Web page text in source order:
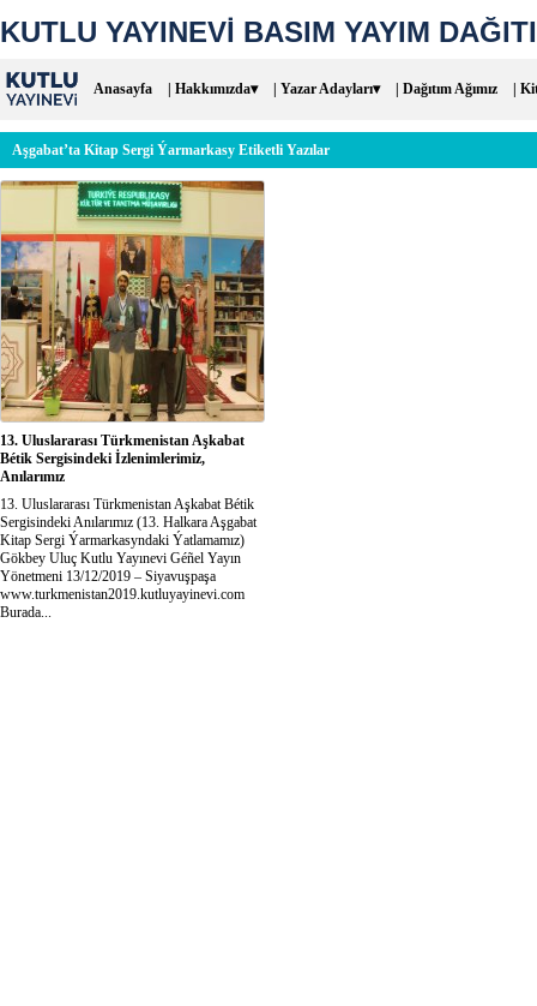
KUTLU YAYINEVİ BASIM YAYIM
Anasayfa | Hakkımızda▾ | Yazar Adayları▾ | Dağıtım Ağımız |
Aşgabat’ta Kitap Sergi Ýarmarkasy Etiketli Yazılar
13. Uluslararası Türkmenistan Aşkabat
Bétik Sergisindeki İzlenimlerimiz,
Anılarımız
13. Uluslararası Türkmenistan Aşkabat Bétik
Sergisindeki Anılarımız (13. Halkara Aşgabat
Kitap Sergi Ýarmarkasyndaki Ýatlamamız)
Gökbey Uluç Kutlu Yayınevi Géñel Yayın
Yönetmeni 13/12/2019 – Siyavuşpaşa
www.turkmenistan2019.kutluyayinevi.com
Burada...